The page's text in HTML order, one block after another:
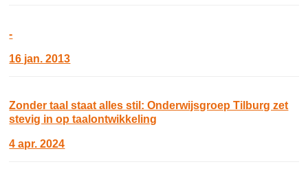
-
16 jan. 2013
Zonder taal staat alles stil: Onderwijsgroep Tilburg zet
stevig in op taalontwikkeling
4 apr. 2024